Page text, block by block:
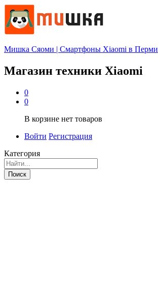
Мишка Сяоми | Смартфоны Xiaomi в Перми
Магазин техники Xiaomi
0
0
В корзине нет товаров
Войти Регистрация
Категория
Поиск